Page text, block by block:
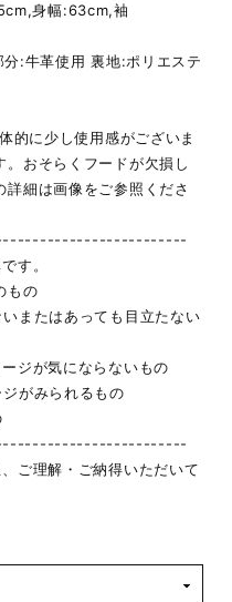
身幅:63cm,袖
分:牛革使用 裏地:ポリエステ
的に少し使用感がございま
おそらくフードが欠損し
細は画像をご参照くださ
す。
もの
またはあっても目立たない
ジが気にならないもの
ジがみられるもの
ご理解・ご納得いただいて